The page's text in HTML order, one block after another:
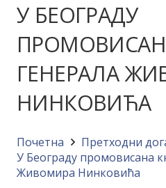
У БЕОГРАДУ
ГЕНЕРАЛА
НИНКОВИЋА
Почетна
Претходни
У Београду промовисана
Живомира Нинковића